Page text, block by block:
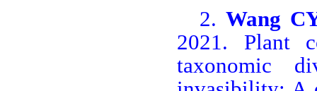
2. Wang
2021. Plant
taxonomic